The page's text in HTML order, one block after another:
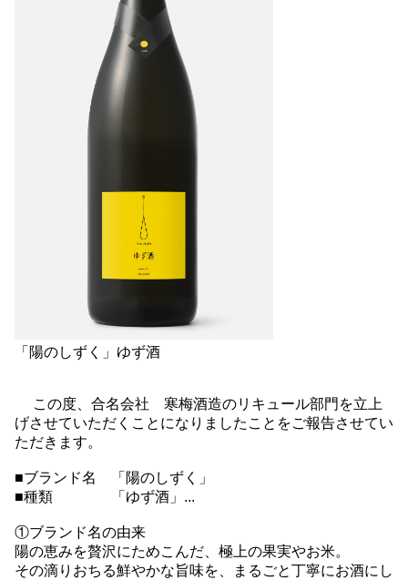
「陽のしずく」ゆず酒
この度、合名会社 寒梅酒造のリキュール部門を立上
げさせていただくことになりましたことをご報告させてい
ただきます。
■ブランド名 「陽のしずく」
■種類 「ゆず酒」 ...
①ブランド名の由来
陽の恵みを贅沢にためこんだ、極上の果実やお米。
その滴りおちる鮮やかな旨味を、まるごと丁寧にお酒にし